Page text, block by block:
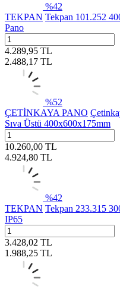
%42
TEKPAN Tekpan 101.252
Pano
4.289,95 TL
2.488,17 TL
%52
ÇETİNKAYA PANO
Sıva Üstü 400x600x175mm
10.260,00 TL
4.924,80 TL
%42
TEKPAN Tekpan 233.315
IP65
3.428,02 TL
1.988,25 TL